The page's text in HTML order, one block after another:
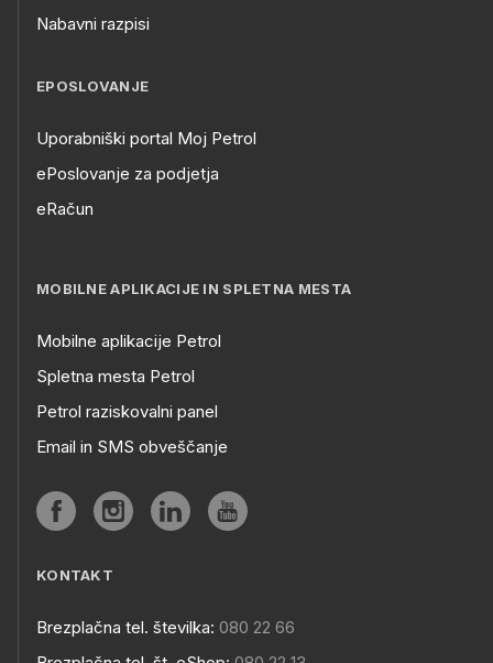
Nabavni razpisi
EPOSLOVANJE
Uporabniški portal Moj Petrol
ePoslovanje za podjetja
eRačun
MOBILNE APLIKACIJE IN SPLETNA MESTA
Mobilne aplikacije Petrol
Spletna mesta Petrol
Petrol raziskovalni panel
Email in SMS obveščanje
KONTAKT
Brezplačna tel. številka: 080 22 66